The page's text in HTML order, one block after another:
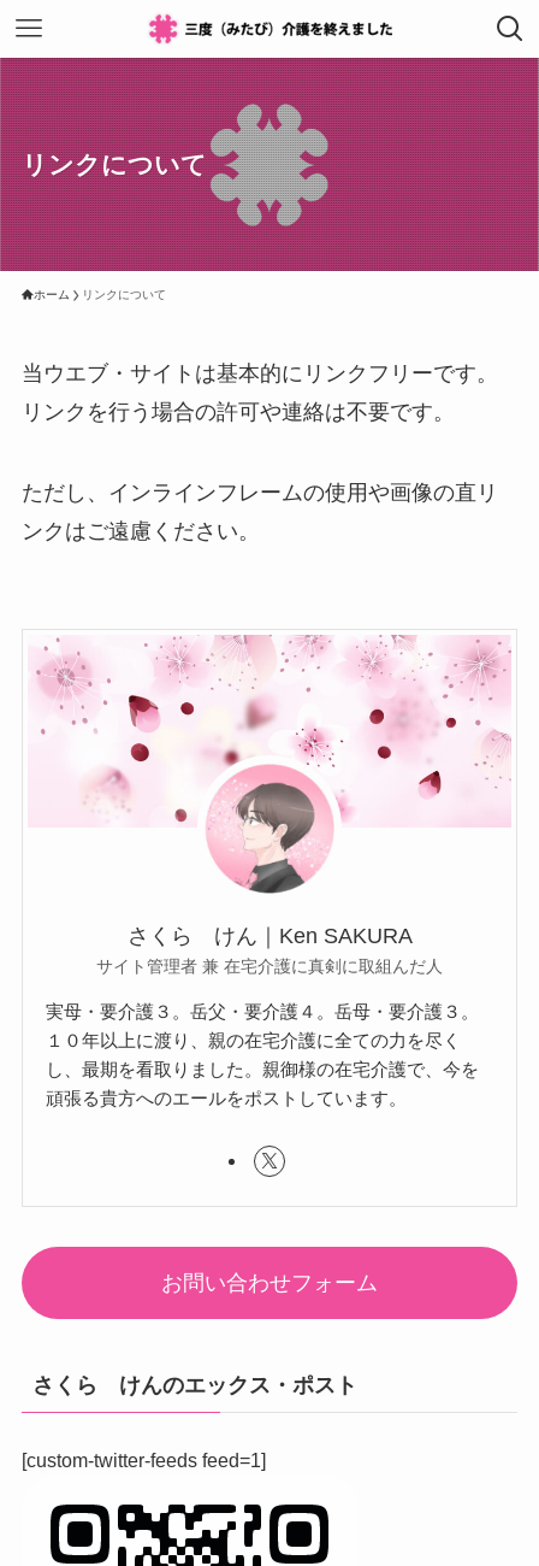
リンクについて
ホーム リンクについて
当ウエブ・サイトは基本的にリンクフリーです。
リンクを行う場合の許可や連絡は不要です。
ただし、インラインフレームの使用や画像の直リ
ンクはご遠慮ください。
さくら けん｜Ken SAKURA
サイト管理者 兼 在宅介護に真剣に取組んだ人
実母・要介護３。岳父・要介護４。岳母・要介護３。
１０年以上に渡り、親の在宅介護に全ての力を尽く
し、最期を看取りました。親御様の在宅介護で、今を
頑張る貴方へのエールをポストしています。
お問い合わせフォーム
さくら けんのエックス・ポスト
[custom-twitter-feeds feed=1]